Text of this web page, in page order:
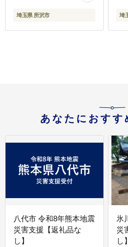
埼玉県 所沢市 埼
あなたにおすす
八代市 令和8年熊本地震
災害支援【返礼品な
し】
氷
災
し】